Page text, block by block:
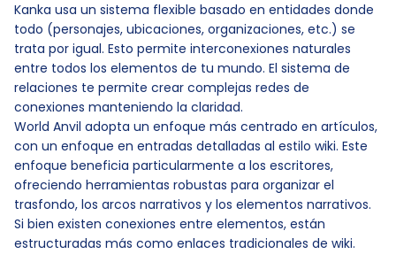
Kanka usa un sistema flexible basado en entidades donde
todo (personajes, ubicaciones, organizaciones, etc.) se
trata por igual. Esto permite interconexiones naturales
entre todos los elementos de tu mundo. El sistema de
relaciones te permite crear complejas redes de
conexiones manteniendo la claridad.
World Anvil adopta un enfoque más centrado en artículos,
con un enfoque en entradas detalladas al estilo wiki. Este
enfoque beneficia particularmente a los escritores,
ofreciendo herramientas robustas para organizar el
trasfondo, los arcos narrativos y los elementos narrativos.
Si bien existen conexiones entre elementos, están
estructuradas más como enlaces tradicionales de wiki.